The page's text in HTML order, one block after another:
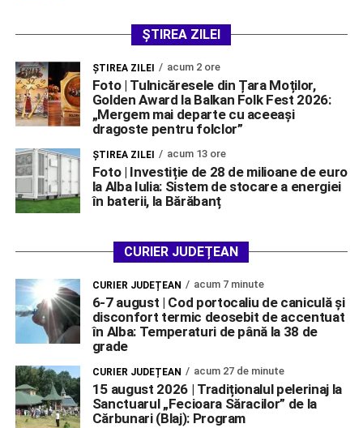
ȘTIREA ZILEI
ŞTIREA ZILEI acum 2 ore
Foto | Tulnicăresele din Țara Moților,
Golden Award la Balkan Folk Fest 2026:
„Mergem mai departe cu aceeași
dragoste pentru folclor”
ŞTIREA ZILEI acum 13 ore
Foto | Investiție de 28 de milioane de euro
la Alba Iulia: Sistem de stocare a energiei
în baterii, la Bărăbanț
CURIER JUDEȚEAN
CURIER JUDEȚEAN acum 7 minute
6-7 august | Cod portocaliu de caniculă și
disconfort termic deosebit de accentuat
în Alba: Temperaturi de până la 38 de
grade
CURIER JUDEȚEAN acum 27 de minute
15 august 2026 | Tradiționalul pelerinaj la
Sanctuarul „Fecioara Săracilor” de la
Cărbunari (Blaj): Program